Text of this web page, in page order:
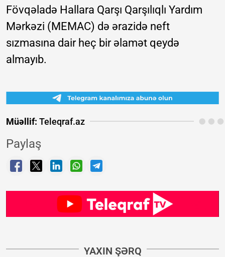
Fövqəladə Hallara Qarşı Qarşılıqlı Yardım
Mərkəzi (MEMAC) də ərazidə neft
sızmasına dair heç bir əlamət qeydə
almayıb.
Müəllif: Teleqraf.az
Paylaş
YAXIN ŞƏRQ